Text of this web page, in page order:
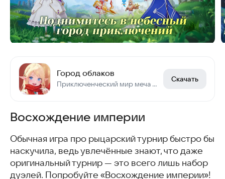
Город облаков
Приключенческий мир меча и магии!
Скачать
Восхождение империи
Обычная игра про рыцарский турнир быстро бы
наскучила, ведь увлечённые знают, что даже
оригинальный турнир — это всего лишь набор
дуэлей. Попробуйте «Восхождение империи»!